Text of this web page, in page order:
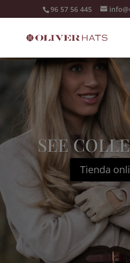
96 57 56 445
SEE
Tienda